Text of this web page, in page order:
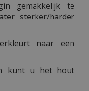
gemakkelijk te
sterker/harder
naar een
kunt u het hout